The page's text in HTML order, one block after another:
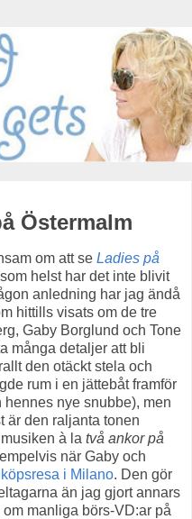
Östermalm
om att se Ladies på
helst har det inte blivit
anledning har jag ändå
hittills visats om de tre
Gaby Borglund och Tone
många detaljer att bli
den otäckt stela och
rum i en jättebåt framför
nye snubbe), men
är den raljanta tonen
à la två ankor på
när Gaby och
i Milano. Den gör
än jag gjort annars
manliga börs-VD:ar på